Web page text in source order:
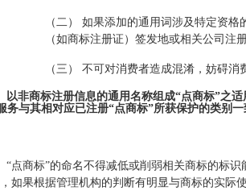
（二）
如果添加的通用词涉及特定资格
（如商标注册证）签发地或相关公司注
（三） 不可对消费者造成混淆，妨碍消
以非商标注册信息的通用名称组成“点商标”之适
务与其相对应已注册“点商标”所获保护的类别一
“点商标”的命名不得减低或削弱相关商标的标
如果根据管理机构的判断有明显与商标的实际